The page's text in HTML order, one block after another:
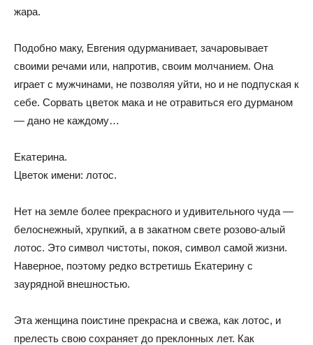
жара.
Подобно маку, Евгения одурманивает, зачаровывает
своими речами или, напротив, своим молчанием. Она
играет с мужчинами, не позволяя уйти, но и не подпуская к
себе. Сорвать цветок мака и не отравиться его дурманом
— дано не каждому…
Екатерина.
Цветок имени: лотос.
Нет на земле более прекрасного и удивительного чуда —
белоснежный, хрупкий, а в закатном свете розово-алый
лотос. Это символ чистоты, покоя, символ самой жизни.
Наверное, поэтому редко встретишь Екатерину с
заурядной внешностью.
Эта женщина поистине прекрасна и свежа, как лотос, и
прелесть свою сохраняет до преклонных лет. Как